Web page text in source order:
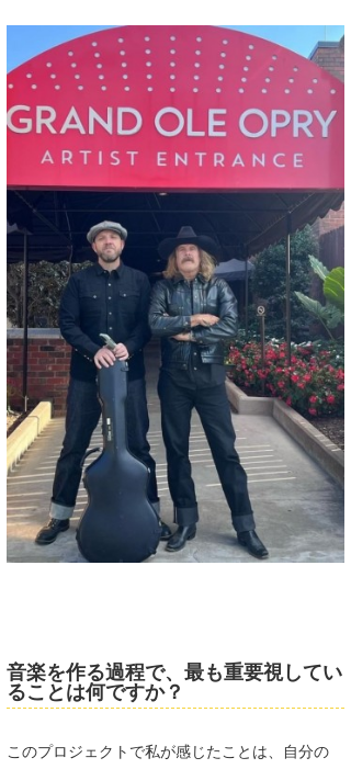
音楽を作る過程で、最も重要視してい
ることは何ですか？
このプロジェクトで私が感じたことは、自分の